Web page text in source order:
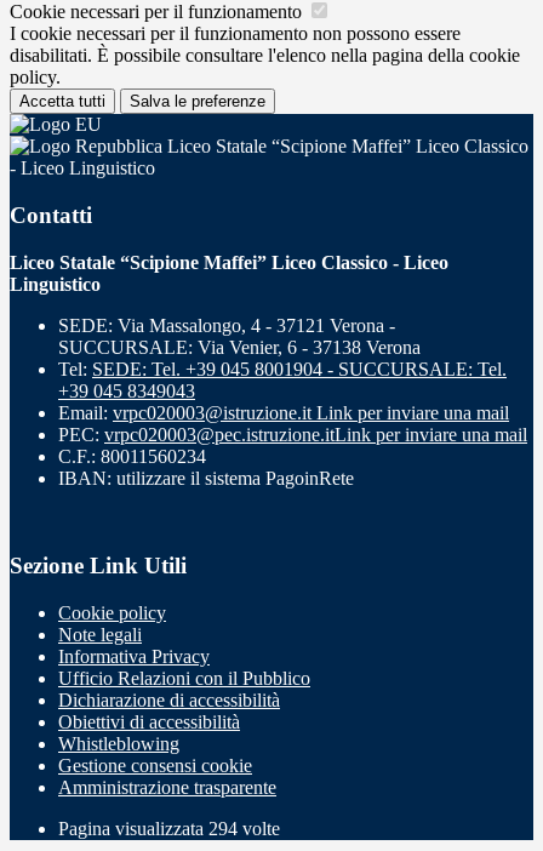
Cookie necessari per il funzionamento
I cookie necessari per il funzionamento non possono essere
disabilitati. È possibile consultare l'elenco nella pagina della cookie
policy.
Accetta tutti Salva le preferenze
Liceo Statale “Scipione Maffei” Liceo Classico
- Liceo Linguistico
Contatti
Liceo Statale “Scipione Maffei” Liceo Classico - Liceo
Linguistico
SEDE: Via Massalongo, 4 - 37121 Verona -
SUCCURSALE: Via Venier, 6 - 37138 Verona
Tel: SEDE: Tel. +39 045 8001904 - SUCCURSALE: Tel.
+39 045 8349043
Email: vrpc020003@istruzione.it Link per inviare una mail
PEC: vrpc020003@pec.istruzione.itLink per inviare una mail
C.F.: 80011560234
IBAN: utilizzare il sistema PagoinRete
Sezione Link Utili
Cookie policy
Note legali
Informativa Privacy
Ufficio Relazioni con il Pubblico
Dichiarazione di accessibilità
Obiettivi di accessibilità
Whistleblowing
Gestione consensi cookie
Amministrazione trasparente
Pagina visualizzata 294 volte